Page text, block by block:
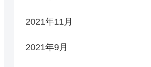
2021年11月
2021年9月